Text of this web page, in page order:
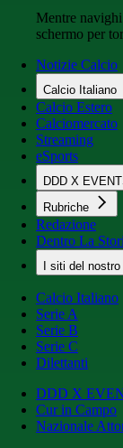
Mentre
schermo per
Notizie Calcio
Calcio Italiano
Calcio Estero
Calciomercato
Streaming
eSports
DDD X
Rubriche
Redazione
Dentro La
I siti del
Calcio Italiano
Serie A
Serie B
Serie C
Dilettanti
DDD X
Cur in Campo
Nazionale